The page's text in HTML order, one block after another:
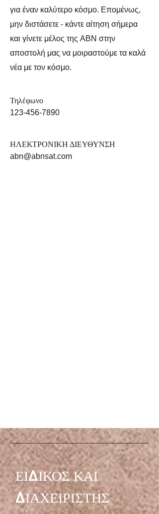
για έναν καλύτερο κόσμο. Επομένως,
μην διστάσετε - κάντε αίτηση σήμερα
και γίνετε μέλος της ABN στην
αποστολή μας να μοιραστούμε τα καλά
νέα με τον κόσμο.
Τηλέφωνο
123-456-7890
ΗΛΕΚΤΡΟΝΙΚΗ ΔΙΕΥΘΥΝΣΗ
abn@abnsat.com
ΕΙΔΙΚΟΣ ΚΑΙ
ΔΙΑΧΕΙΡΙΣΤΗΣ